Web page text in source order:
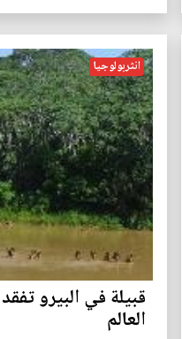
انثربولوجيا
قبيلة في البيرو
العالم